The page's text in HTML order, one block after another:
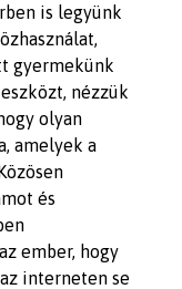
is legyünk
gyermekünk
nézzük
olyan
amelyek a
és
ember, hogy
interneten se